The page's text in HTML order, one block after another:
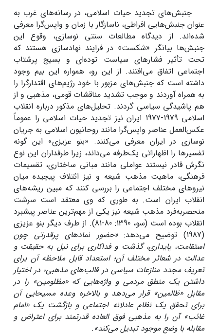
جنبش‌های تجدید حیات اسلامی، در رسانه‌های غرب به
عنوان جنبش‌هایی افراطی، ناسازگار با زمان و واپس‌گرا معرفی
شده‌اند. از دیدگاه مطالعات سنتی نوسازی، وقوع این
جنبش‌ها بیانگر «شکست» در فرایند نهادسازی هستند که
تحت تأثیر فشارهای سیاست توده‌ای و بسیج پرشتاب
اجتماعی اتفاق می‌افتند. از این رو، همواره این بیم وجود
داشته است که جنبش‌های مزبور با خود رژیم‌های اقتدارگرا را
به همراه آوردند و موجب تشدید مناقشات قومی، مذهبی و از
هم پاشیدگی سیاسی گردند. تحلیل‌های مذکور درباره انقلاب
اسلامی 1979-1977 ایران نیز تجدید حیات اسلامی را عموماً
عکس‌العمل عناصر واپس‌گرا مانند روحانیون اسلامی به جریان
نوسازی در ایران معرفی می‌کنند. «بنو عزیزی» این گونه
تفسیرها را اظهاراتی یک‌طرفه می‌داند، زیرا طرفداران این نوع
نگرش قادر نیستند عواملی مانند مبانی ساختاری، تقسیمات
فرهنگی، ماهیت مذهب شیعه و نیز ائتلاف پیچیده میان
نیروهای مختلف اجتماعی را بررسی کنند که مبین ریشه‌های
انقلاب ایران است. به طوری که وی معتقد است سرشت
منحصربه‌فرد مذهب شیعه نیز یکی از مهم‌ترین عناصر پیشبرد
انقلاب بوده است (سو، 1390: 80-81). از طرف دیگر بنو عزیزی
(1987) توضیح می‌دهد:
«حضور نمادهای پرقدرتی چون
استقامت، پایداری، گذشت و فداکاری برای نیل به حقیقت و
عدالت در شعائر مختلف آن؛ استعداد قابل ملاحظه آن برای
تعریف مجدد منازعات سیاسی در قالب‌های مذهبی؛ در اختیار
داشتن یک منطق مردمی و واژه‌هایی که «مظلومین» را در
مقابل «ظالمین» قرار می‌دهد و بالاخره وعده مسیحایی آن
برای تحقق یک نظام عادلانه اجتماعی و بازگشت یک «امام
غائب» آن را به مذهبی فوق العاده قدرتمند برای اعتراض و
مقابله با وضع موجود تبدیل می‌کند».